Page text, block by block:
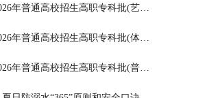
湖南省2026年普通高校招生高职专科批(艺术类)第一次投档分数线
湖南省2026年普通高校招生高职专科批(体育类)第一次投档分数线
湖南省2026年普通高校招生高职专科批(普通类)第一次投档分数线